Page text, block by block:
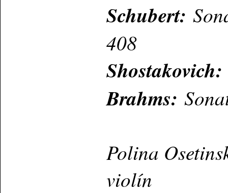
Schubert:
408
Brahms:
Polina
violín